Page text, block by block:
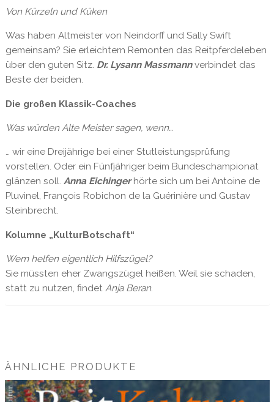
Von Kürzeln und Küken
Was haben Altmeister von Neindorff und Sally Swift
gemeinsam? Sie erleichtern Remonten das Reitpferdeleben
über den guten Sitz. Dr. Lysann Massmann verbindet das
Beste der beiden.
Die großen Klassik-Coaches
Was würden Alte Meister sagen, wenn…
… wir eine Dreijährige bei einer Stutleistungsprüfung
vorstellen. Oder ein Fünfjähriger beim Bundeschampionat
glänzen soll. Anna Eichinger hörte sich um bei Antoine de
Pluvinel, François Robichon de la Guérinière und Gustav
Steinbrecht.
Kolumne „KulturBotschaft“
Wem helfen eigentlich Hilfszügel?
Sie müssten eher Zwangszügel heißen. Weil sie schaden,
statt zu nutzen, findetAnja Beran.
ÄHNLICHE PRODUKTE